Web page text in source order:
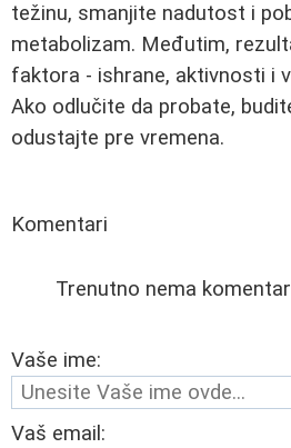
težinu, smanjite nadutost i
metabolizam. Međutim,
faktora - ishrane, aktivnosti i
Ako odlučite da probate,
odustajte pre vremena.
Komentari
Trenutno nema
Vaše ime:
Vaš email: